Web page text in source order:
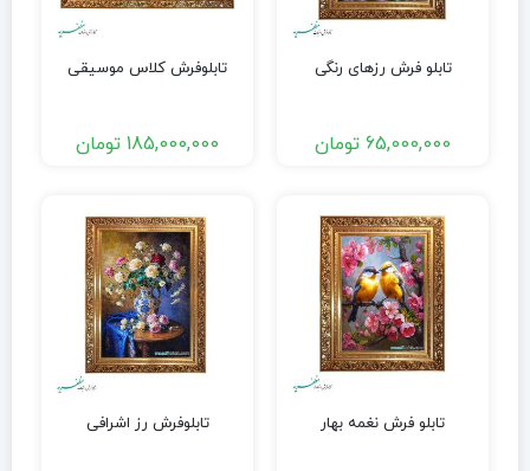
تابلو فرش رزهای رنگی
65,000,000 تومان
تابلوفرش کلاس موسیقی
185,000,000 تومان
تابلو فرش نغمه بهار تابلوفرش رز اشرافی